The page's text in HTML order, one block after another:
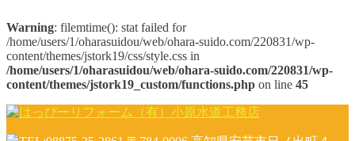
Warning: filemtime(): stat failed for
/home/users/1/oharasuidou/web/ohara-suido.com/220831/wp-
content/themes/jstork19/css/style.css in
/home/users/1/oharasuidou/web/ohara-suido.com/220831/wp-
content/themes/jstork19_custom/functions.php on line 45